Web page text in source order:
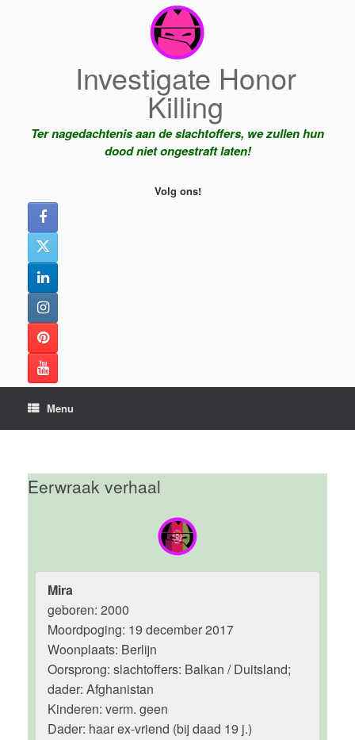
Investigate Honor
Killing
Ter nagedachtenis aan de slachtoffers, we zullen hun
dood niet ongestraft laten!
Volg ons!
Menu
Eerwraak verhaal
Mira
geboren: 2000
Moordpoging: 19 december 2017
Woonplaats: Berlijn
Oorsprong: slachtoffers: Balkan / Duitsland;
dader: Afghanistan
Kinderen: verm. geen
Dader: haar ex-vriend (bij daad 19 j.)